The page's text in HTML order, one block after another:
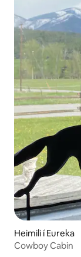
Heimili í Eureka
Cowboy Cabin